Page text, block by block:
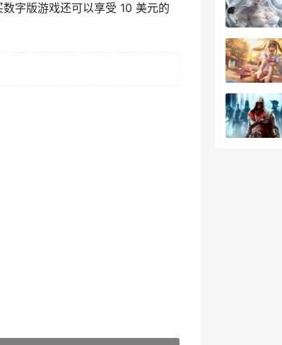
字版游戏还可以享受 10 美元的